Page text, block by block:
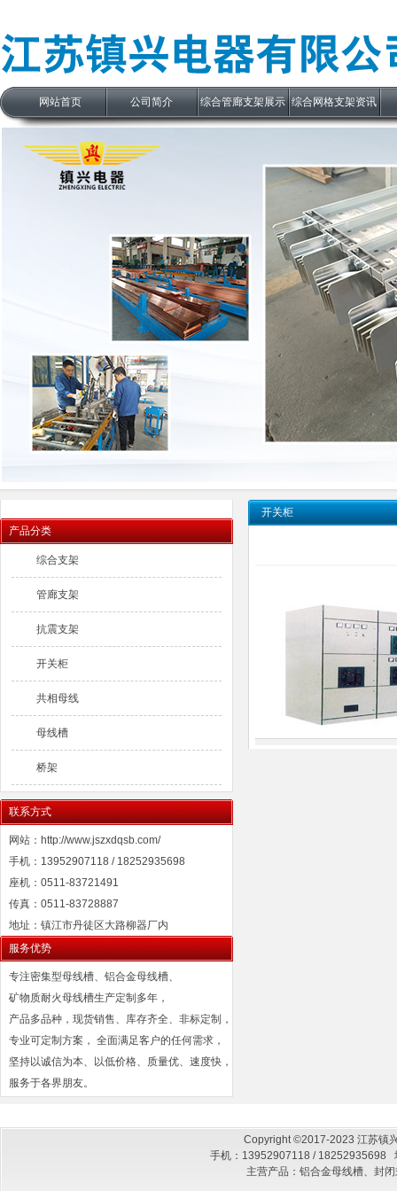
网站首页 公司简介 综合管廊支架展示 综合网格支架资讯
开关柜
产品分类
综合支架
管廊支架
抗震支架
开关柜
共相母线
母线槽
桥架
联系方式
网站：http://www.jszxdqsb.com/
手机：13952907118 / 18252935698
座机：0511-83721491
传真：0511-83728887
地址：镇江市丹徒区大路柳器厂内
服务优势
专注密集型母线槽、铝合金母线槽、
矿物质耐火母线槽生产定制多年，
产品多品种，现货销售、库存齐全、非标定制，
专业可定制方案， 全面满足客户的任何需求，
坚持以诚信为本、以低价格、质量优、速度快，
服务于各界朋友。
Copyright ©2017-2023 江苏镇
手机：13952907118 / 18252935698
主营产品：铝合金母线槽、封